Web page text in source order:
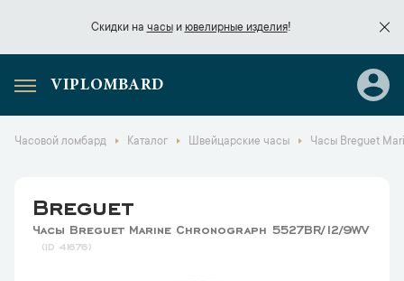
Скидки на часыи ювелирные изделия!
Скидки начасы
VIPLOMBARD
Часовой ломбард Каталог Швейцарские часы Часы Breguet
Breguet
Часы Breguet Marine Сhronograph 5527BR/12/9WV
41676